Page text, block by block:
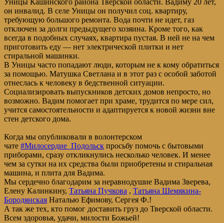
Уницы Кашинского района Тверской области. Вадиму 20 лет,
он инвалид. В селе Уницы он получил соц. квартиру,
требующую большого ремонта. Вода почти не идет, газ
отключен за долги предыдущего хозяина. Кроме того, как
всегда в подобных случаях, квартира пустая. В ней не на чем
приготовить еду — нет электрической плитки и нет
стиральной машинки.
В Уницы часто попадают люди, которым не к кому обратиться
за помощью. Матушка Светлана и в этот раз с особой заботой
отнеслась к человеку в бедственной ситуации.
Социализировать выпускников детских домов непросто, но
возможно. Вадим помогает при храме, трудится по мере сил,
учится самостоятельности и адаптируется к новой жизни вне
стен детского дома.
Когда мы опубликовали в волонтерском
чате #Милосердие_Подольск просьбу помочь с бытовыми
приборами, сразу откликнулись несколько человек. И менее
чем за сутки на их средства были приобретены и стиральная
машина, и плита для Вадима.
Мы сердечно благодарим за неравнодушие Вадима Зверева,
Елену Калинкину, Татьяна Пучкова , Татьяна Шемякина-
Бородянская Наталью Ефимову, Сергея Ф.!
А так же тех, кто помог доставить груз до Тверской области.
Всем здоровья, удачи, милости Божьей!